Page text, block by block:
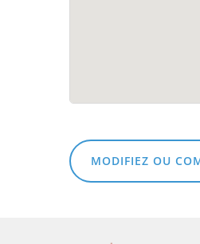
MODIFIEZ OU